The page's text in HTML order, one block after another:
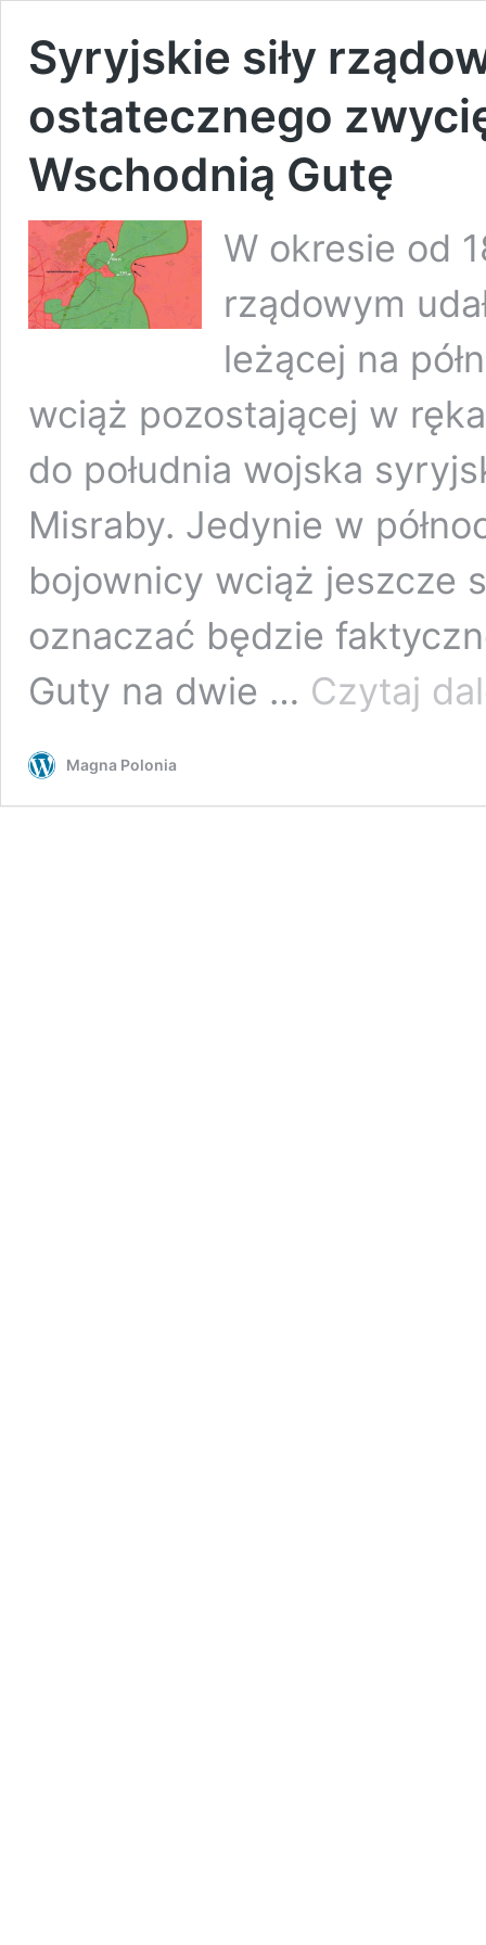
Syryjskie siły
ostatecznego
Wschodnią Gutę
W okresie od
rządowym
leżącej na
wciąż pozostającej w
do południa wojska
Misraby. Jedynie w
bojownicy wciąż jeszcze
oznaczać będzie
Guty na dwie … Czytaj
Magna Polonia